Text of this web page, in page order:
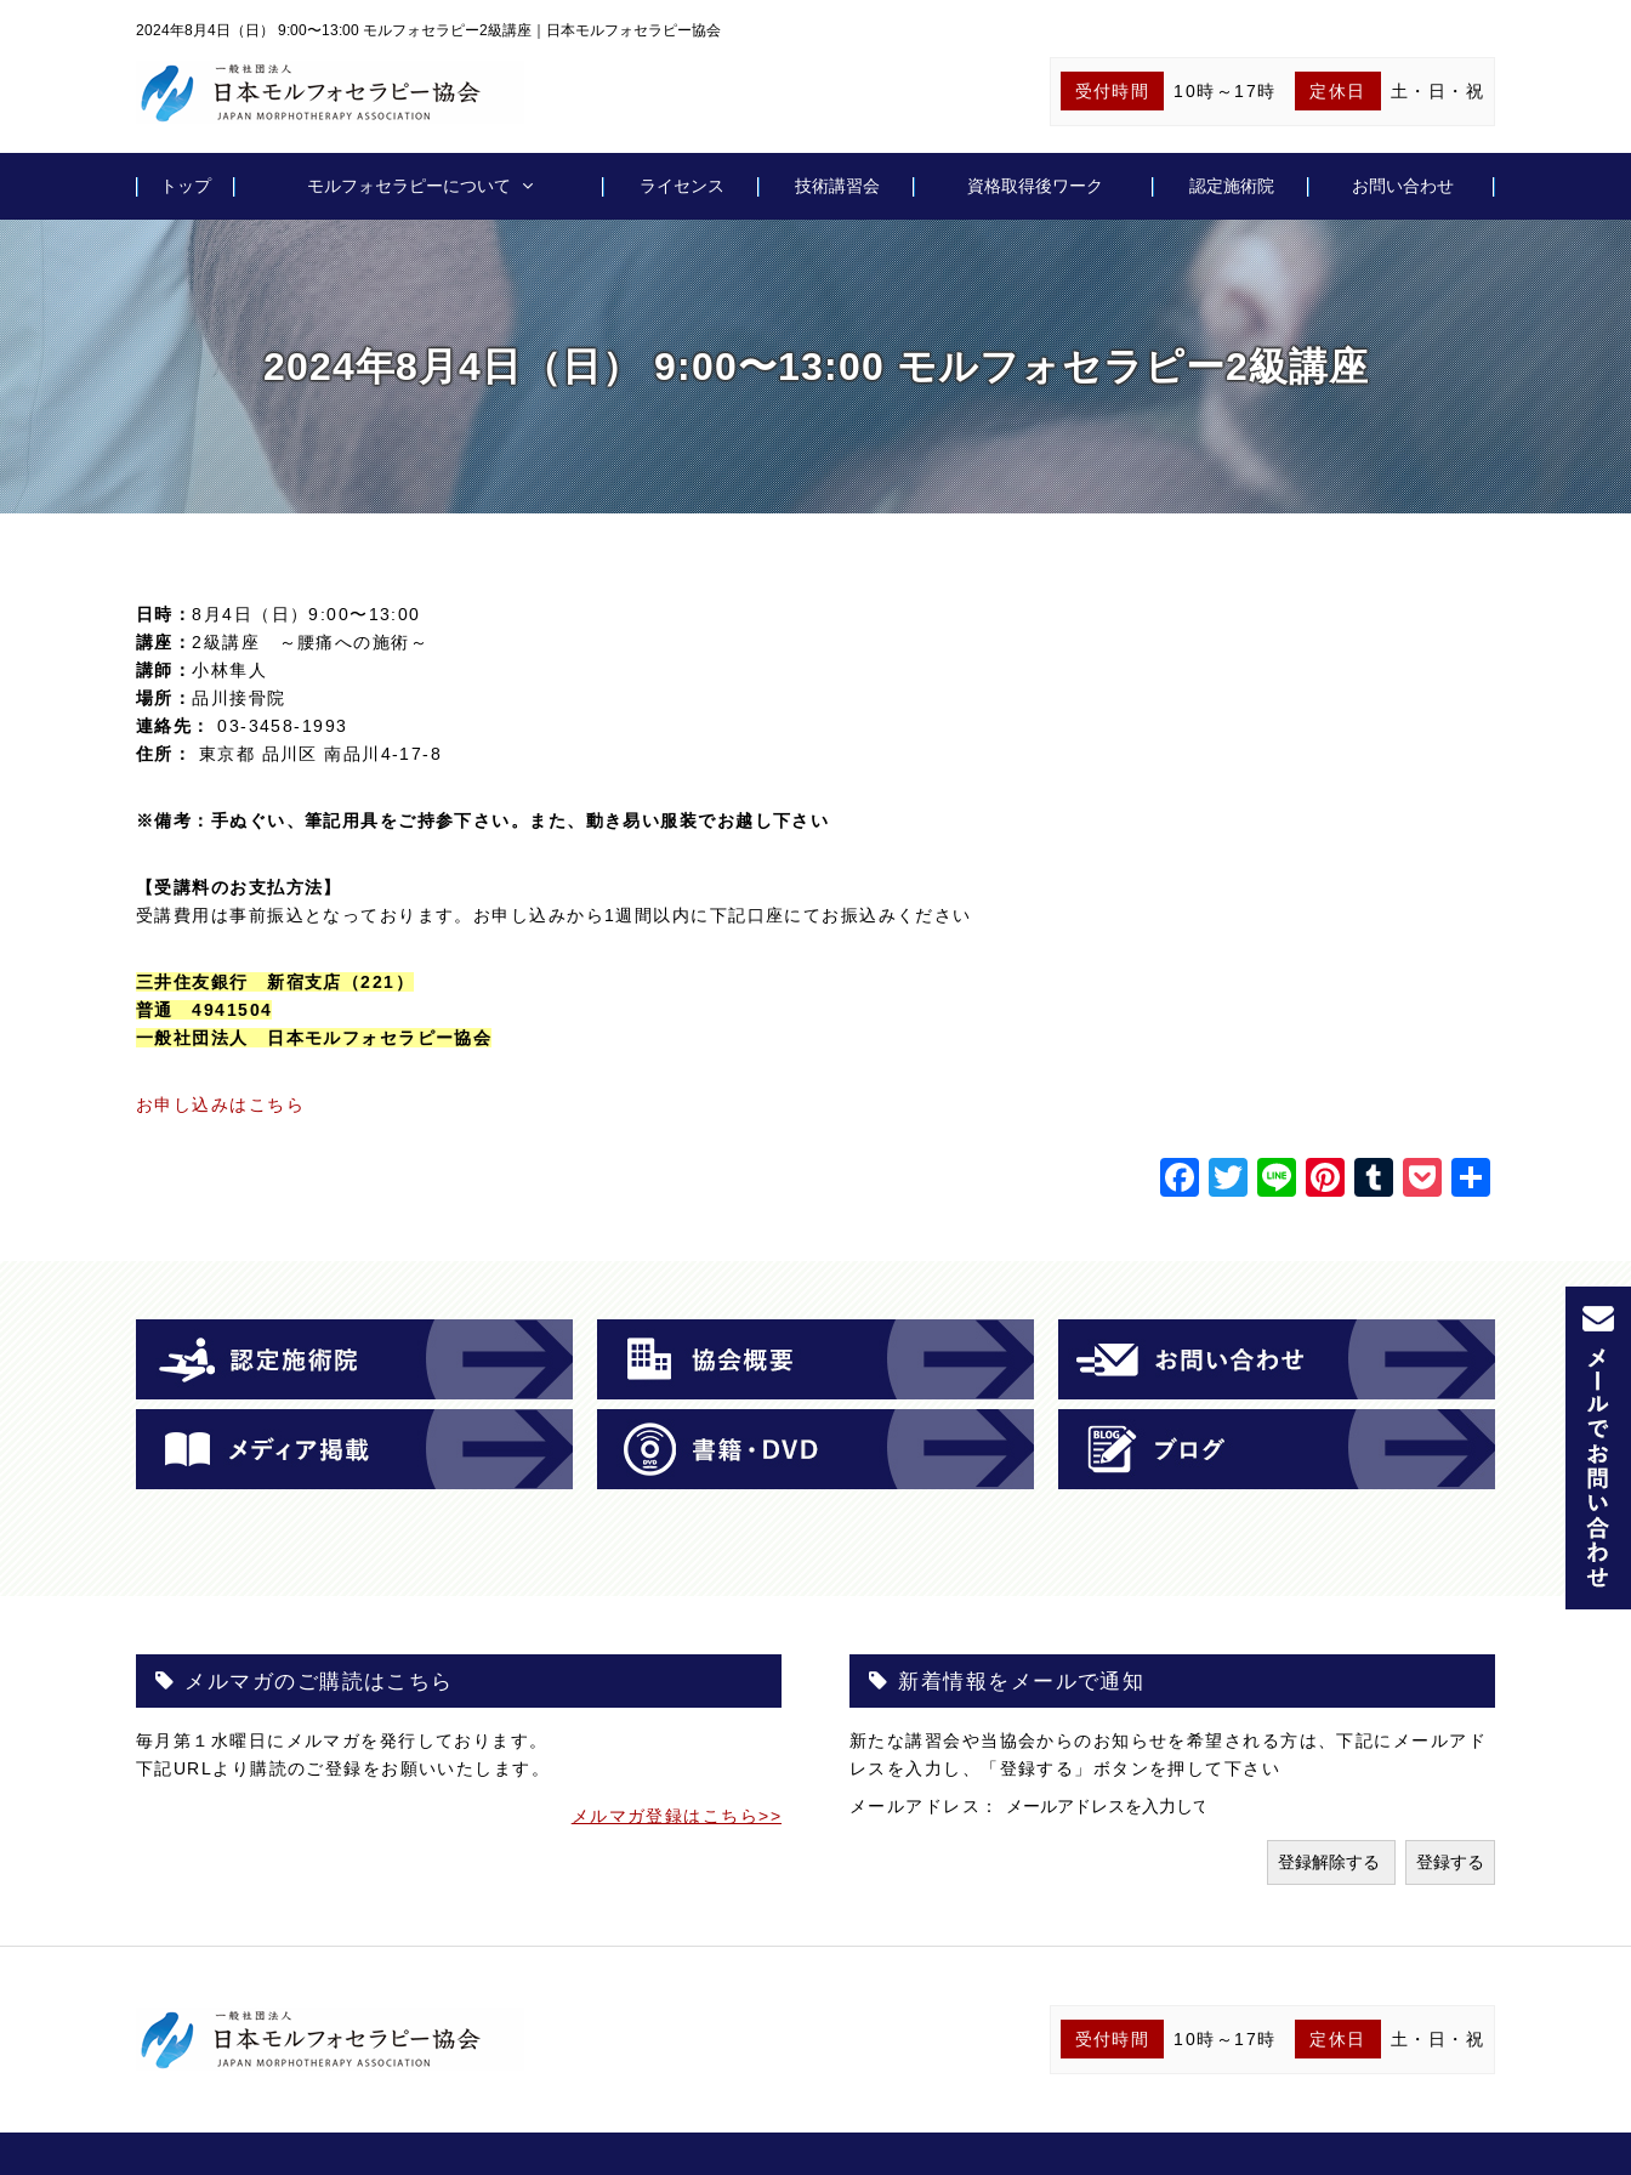
2024年8月4日（日） 9:00〜13:00 モルフォセラピー2級講座｜日本モルフォセラピー協会
受付時間 10時～17時 定休日 土・日・祝
トップ モルフォセラピーについて ライセンス 技術講習会 資格取得後ワーク 認定施術院 お問い合わせ
2024年8月4日（日） 9:00〜13:00 モルフォセラピー2級講座
日時：8月4日（日）9:00〜13:00
講座： 2級講座 ～腰痛への施術～
講師：小林隼人
場所：品川接骨院
連絡先：
03-3458-1993
住所：
東京都 品川区 南品川4-17-8
※備考：手ぬぐい、筆記用具をご持参下さい。また、動き易い服装でお越し下さい
【受講料のお支払方法】
受講費用は事前振込となっております。お申し込みから1週間以内に下記口座にてお振込みください
三井住友銀行 新宿支店（221）
普通 4941504
一般社団法人 日本モルフォセラピー協会
お申し込みはこちら
F
b
o
o
k
T Li
Pi
st
T
r
P
et
メルマガのご購読はこちら
毎月第１水曜日にメルマガを発行しております。
下記URLより購読のご登録をお願いいたします。
メルマガ登録はこちら>>
新着情報をメールで通知
新たな講習会や当協会からのお知らせを希望される方は、下記にメールアド
レスを入力し、「登録する」ボタンを押して下さい
メールアドレス：
受付時間 10時～17時 定休日 土・日・祝